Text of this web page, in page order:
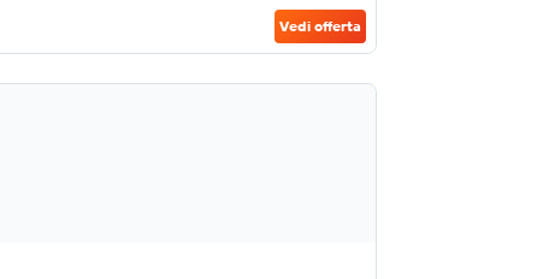
Vedi offerta